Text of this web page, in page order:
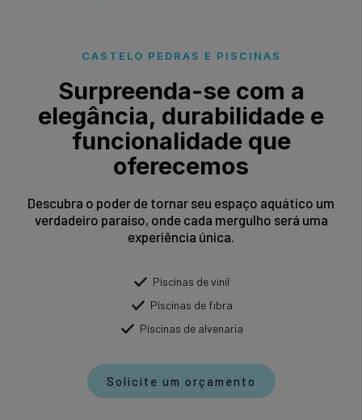
CASTELO PEDRAS E PISCINAS
Surpreenda-se com a
elegância, durabilidade e
funcionalidade que
oferecemos
Descubra o poder de tornar seu espaço aquático um
verdadeiro paraíso, onde cada mergulho será uma
experiência única.
Piscinas de vinil
Piscinas de fibra
Piscinas de alvenaria
Solicite um orçamento